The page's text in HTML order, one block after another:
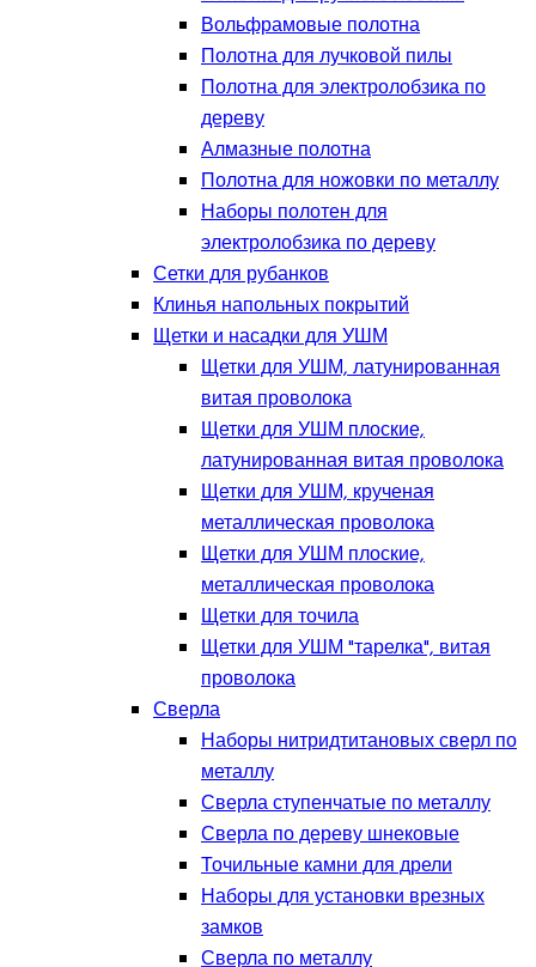
Вольфрамовые полотна
Полотна для лучковой пилы
Полотна для электролобзика по
дереву
Алмазные полотна
Полотна для ножовки по металлу
Наборы полотен для
электролобзика по дереву
Сетки для рубанков
Клинья напольных покрытий
Щетки и насадки для УШМ
Щетки для УШМ, латунированная
витая проволока
Щетки для УШМ плоские,
латунированная витая проволока
Щетки для УШМ, крученая
металлическая проволока
Щетки для УШМ плоские,
металлическая проволока
Щетки для точила
Щетки для УШМ "тарелка", витая
проволока
Сверла
Наборы нитридтитановых сверл по
металлу
Сверла ступенчатые по металлу
Сверла по дереву шнековые
Точильные камни для дрели
Наборы для установки врезных
замков
Сверла по металлу